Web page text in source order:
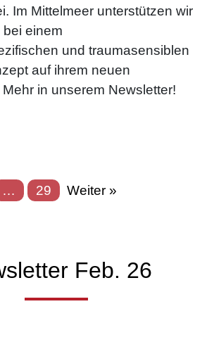
Im Mittelmeer unterstützen wir
einem
und traumasensiblen
auf ihrem neuen
in unserem Newsletter!
… 29 Weiter »
Feb. 26